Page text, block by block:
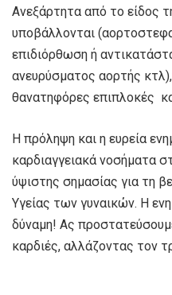
Ανεξάρτητα από το είδος
υποβάλλονται
επιδιόρθωση ή
ανευρύσματος αορτής
θανατηφόρες επιπλοκές
Η πρόληψη και η ευρεία
καρδιαγγειακά νοσήματα
ύψιστης σημασίας για τη
Υγείας των γυναικών. Η
δύναμη! Ας
καρδιές, αλλάζοντας τον